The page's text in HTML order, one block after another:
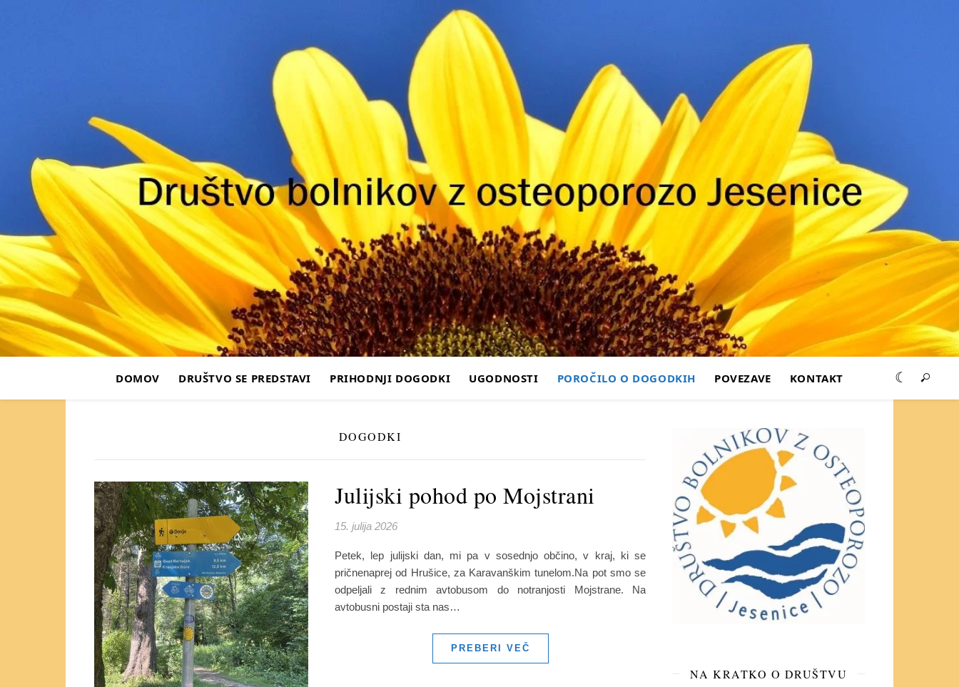
DOMOV DRUŠTVO SE PREDSTAVI PRIHODNJI DOGODKI UGODNOSTI POROČILO O DOGODKIH POVEZAVE KONTAKT
DOGODKI
Julijski pohod po Mojstrani
15. julija 2026
Petek, lep julijski dan, mi pa v sosednjo občino, v kraj, ki se
pričnenaprej od Hrušice, za Karavanškim tunelom.Na pot smo se
odpeljali z rednim avtobusom do notranjosti Mojstrane. Na
avtobusni postaji sta nas…
PREBERI VEČ
NA KRATKO O DRUŠTVU